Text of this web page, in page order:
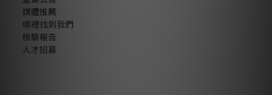
媒體推薦
哪裡找到我們
檢驗報告
人才招募